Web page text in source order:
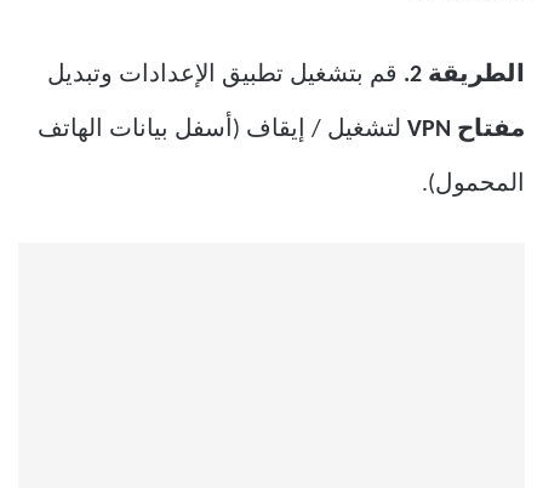
الطريقة 2. قم بتشغيل تطبيق الإعدادات وتبديل
مفتاح VPN لتشغيل / إيقاف (أسفل بيانات الهاتف
المحمول).